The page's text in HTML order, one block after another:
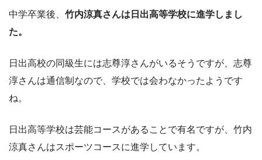
中学卒業後、 竹内涼真さんは日出高等学校に進学しまし
た。
日出高校の同級生には志尊淳さんがいるそうですが、志尊
淳さんは通信制なので、学校では会わなかったようです
ね。
日出高等学校は芸能コースがあることで有名ですが、竹内
涼真さんはスポーツコースに進学しています。